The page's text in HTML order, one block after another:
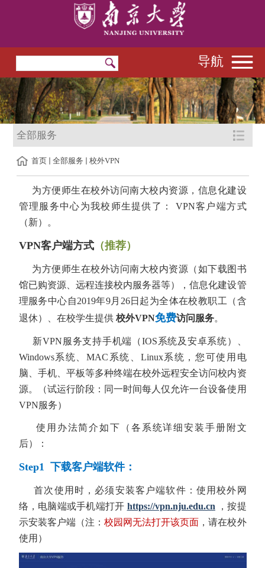
导航
全部服务
首页 全部服务 校外VPN
为方便师生在校外访问南大校内资源，信息化建设
管理服务中心为我校师生提供了： VPN客户端方式
（新）。
VPN客户端方式（推荐）
为方便师生在校外访问南大校内资源（如下载图书
馆已购资源、远程连接校内服务器等），信息化建设管
理服务中心自2019年9月26日起为全体在校教职工（含
退休）、在校学生提供 校外VPN免费访问服务。
新VPN服务支持手机端（IOS系统及安卓系统）、
Windows系统、MAC系统、Linux系统，您可使用电
脑、手机、平板等多种终端在校外远程安全访问校内资
源。（试运行阶段：同一时间每人仅允许一台设备使用
VPN服务）
使用办法简介如下
（各系统详细安装手册附文
后）
：
Step1 下载客户端软件：
首次使用时，必须安装客户端软件：使用校外网
络，电脑端或手机端打开 https://vpn.nju.edu.cn，按提
示安装客户端（注： 校园网无法打开该页面 ，请在校外
使用）